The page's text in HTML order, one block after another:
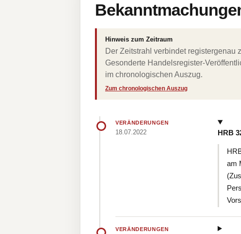
Hinweis zum Zeitraum
Der Zeitstrahl verbindet registergenau
Gesonderte Handelsregister-
im chronologischen Auszug.
Zum chronologischen Auszug
VERÄNDERUNGEN
18.07.2022 HRB
am
VERÄNDERUNGEN